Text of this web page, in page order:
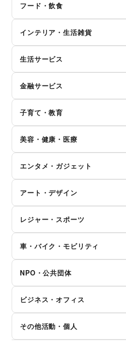
レディースファッション
ユニセックス
インナー・ルームウェア
キッズ・ベビー・マタニティ
スポーツ
シーズナルウェア
腕時計
靴
バッグ・革小物
ファッション雑貨
和服・着物
古着
その他ファッション
フード・飲食
和菓子
パン
お弁当・惣菜
軽食・ホットスナック
コーヒー・紅茶
その他飲料
食材・調味料
物産展・マルシェ
キッチンカー・移動販売
野菜・果物・生鮮食品
その他フード・飲食
インテリア・生活雑貨
寝具・ベッド
家具・家電
キッチン雑貨・調理器具
掃除用品・生活便利品
文房具
手芸・ハンドメイド
花・盆栽・ドライフラワー
犬・猫・ペット
日用雑貨
食器・陶磁器
その他インテリア・生活雑貨
生活サービス
インターネット・プロバイダ
電気・ガス
ウォーターサーバー
ハウスクリーニング・家事代行
定期宅配
リサイクル雑貨・古本
冠婚葬祭
資格・習い事
リフォーム
住宅（購入・賃貸）
たばこ
修理・メンテナンス
就職・転職・求人
金融サービス
保険
銀行
住宅ローン
証券・FX
不動産投資
その他金融サービス
子育て・教育
ランドセル
学習教材・通信教育
子供向け教室・レッスン
塾・家庭教師
おもちゃ・絵本
その他子育て・教育
美容・健康・医療
ダイエット・健康グッズ
美容・コスメ・香水
ヘアケア・シャンプー
美容家電
ヘアサロン・ネイルサロン
マッサージ・整体
女性用品・フェムテック
コンタクトレンズ
医療・医薬品
その他美容・健康
エンタメ・ガジェット
スマホアクセサリー
ガジェット
ゲーム
アニメ
コミック・マンガ
アイドル・芸能人
CD・DVD・本・雑誌
Webメディア・アプリ
テレビ・ドラマ
映画
音楽・ライブ
演劇
占い
アート・デザイン
写真・イラストレーション
立体作品・彫刻
その他アート・デザイン
レジャー・スポーツ
キャンプ・アウトドア
野球
サッカー
バスケットボール
ゴルフ
その他レジャー・スポーツ
車・バイク・モビリティ
バイク・オートバイ
自転車・ロードバイク
マイクロモビリティ
その他車・バイク・モビリティ
NPO・公共団体
外国団体・大使館
募金・寄付
NPO・ボランティア活動
その他NPO・公共団体
ビジネス・オフィス
オフィス家具・OA機器
イベント企画・運営
その他活動・個人